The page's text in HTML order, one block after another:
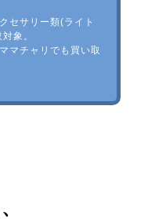
セサリー類(ライト
象。
マチャリでも買い取